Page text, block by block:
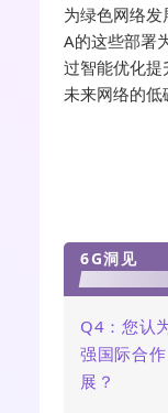
为绿色网络
A的这些部署
过智能优化
未来网络的低
6G洞见
Q4 ： 您认
强国际合
展？